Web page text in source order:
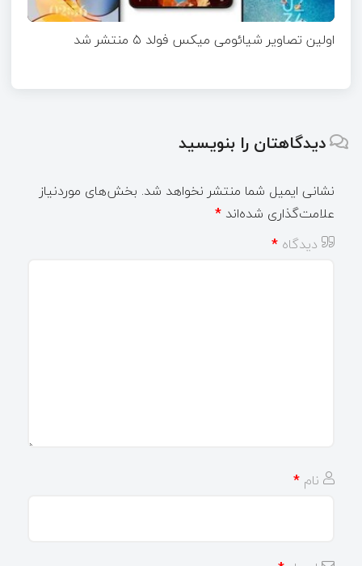
اولین تصاویر شیائومی میکس فولد ۵ منتشر شد
دیدگاهتان را بنویسید
نشانی ایمیل شما منتشر نخواهد شد. بخش‌های موردنیاز
علامت‌گذاری شده‌اند *
دیدگاه *
نام *